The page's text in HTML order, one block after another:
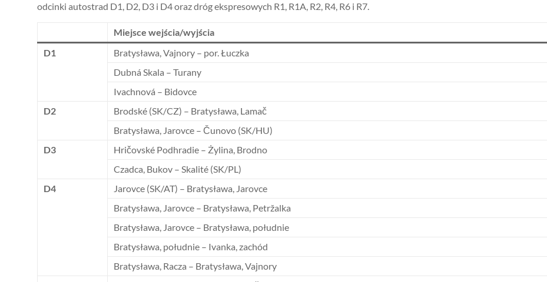
odcinki autostrad D1, D2, D3 i D4 oraz dróg ekspresowych R1, R1A, R2, R4, R6 i R7.
Miejsce wejścia/wyjścia
D1
Bratysława, Vajnory – por. Łuczka
Dubná Skala – Turany
Ivachnová – Bidovce
D2
Brodské (SK/CZ) – Bratysława, Lamač
Bratysława, Jarovce – Čunovo (SK/HU)
D3
Hričovské Podhradie – Żylina, Brodno
Czadca, Bukov – Skalité (SK/PL)
D4
Jarovce (SK/AT) – Bratysława, Jarovce
Bratysława, Jarovce – Bratysława, Petržalka
Bratysława, Jarovce – Bratysława, południe
Bratysława, południe – Ivanka, zachód
Bratysława, Racza – Bratysława, Vajnory